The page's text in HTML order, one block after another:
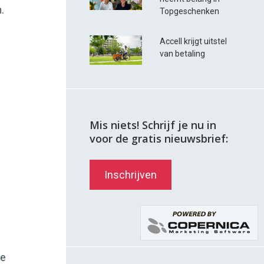
Topgeschenken
Accell krijgt uitstel
van betaling
Mis niets! Schrijf je nu in
voor de gratis nieuwsbrief:
Inschrijven